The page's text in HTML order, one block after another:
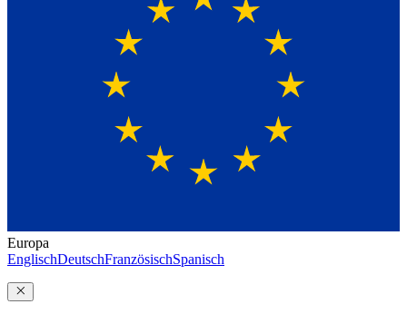
Europa
EnglischDeutschFranzösischSpanisch